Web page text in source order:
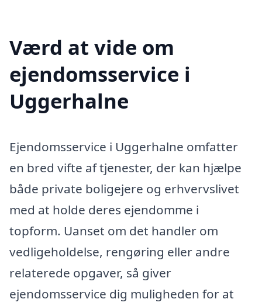
Værd at vide om
ejendomsservice i
Uggerhalne
Ejendomsservice i Uggerhalne omfatter
en bred vifte af tjenester, der kan hjælpe
både private boligejere og erhvervslivet
med at holde deres ejendomme i
topform. Uanset om det handler om
vedligeholdelse, rengøring eller andre
relaterede opgaver, så giver
ejendomsservice dig muligheden for at